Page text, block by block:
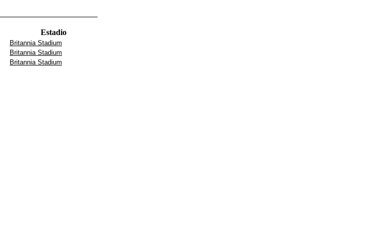
Estadio
Britannia Stadium
Britannia Stadium
Britannia Stadium